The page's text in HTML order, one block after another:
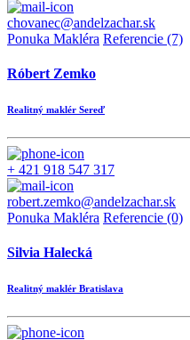
chovanec@andelzachar.sk
Ponuka Makléra Referencie (7)
Róbert Zemko
Realitný maklér Sereď
+ 421 918 547 317
robert.zemko@andelzachar.sk
Ponuka Makléra Referencie (0)
Silvia Halecká
Realitný maklér Bratislava